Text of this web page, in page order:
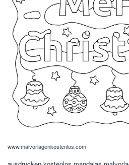
www.malvorlagenkostenlos.com